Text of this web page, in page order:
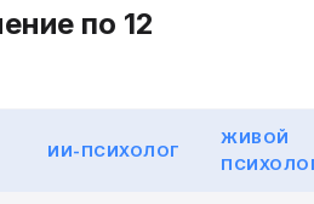
по 12
ИИ-ПСИХОЛОГ
ЖИВОЙ